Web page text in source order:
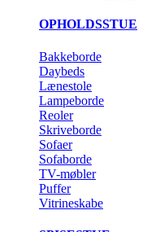
OPHOLDSSTUE
Bakkeborde
Daybeds
Lænestole
Lampeborde
Reoler
Skriveborde
Sofaer
Sofaborde
TV-møbler
Puffer
Vitrineskabe